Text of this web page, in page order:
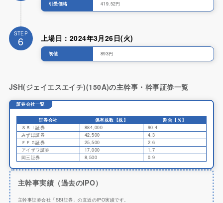
引受価格 419.52円
STEP
6 上場日：2024年3月26日(火)
初値 893円
JSH(ジェイエスエイチ)(150A)の主幹事・幹事証券一覧
証券会社一覧
証券会社 保有株数【株】
割合【％】
ＳＢＩ証券
884,000
90.4
みずほ証券
42,500
4.3
ＦＦＧ証券
25,500
2.6
アイザワ証券
17,000
1.7
岡三証券
8,500 0.9
主幹事実績（過去のIPO）
主幹事証券会社「SBI証券」の直近のIPO実績です。